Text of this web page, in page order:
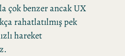
çok benzer ancak UX
rahatlatılmış pek
hareket